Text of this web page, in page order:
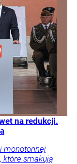
na redukcji.
monotonnej
które smakują